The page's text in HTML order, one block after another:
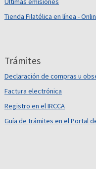
Tienda Filatélica en línea -
Trámites
Declaración de compras u
Factura electrónica
Registro en el IRCCA
Guía de trámites en el Portal